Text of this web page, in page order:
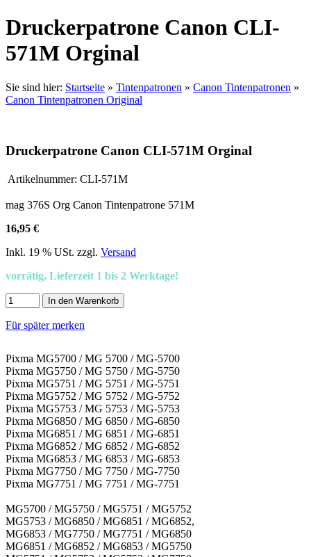
Druckerpatrone Canon CLI-
571M Orginal
Sie sind hier: Startseite » Tintenpatronen » Canon Tintenpatronen »
Canon Tintenpatronen Original
Druckerpatrone Canon CLI-571M Orginal
Artikelnummer: CLI-571M
mag 376S Org Canon Tintenpatrone 571M
16,95 €
Inkl. 19 % USt. zzgl. Versand
vorrätig, Lieferzeit 1 bis 2 Werktage!
In den Warenkorb
Für später merken
Pixma MG5700 / MG 5700 / MG-5700
Pixma MG5750 / MG 5750 / MG-5750
Pixma MG5751 / MG 5751 / MG-5751
Pixma MG5752 / MG 5752 / MG-5752
Pixma MG5753 / MG 5753 / MG-5753
Pixma MG6850 / MG 6850 / MG-6850
Pixma MG6851 / MG 6851 / MG-6851
Pixma MG6852 / MG 6852 / MG-6852
Pixma MG6853 / MG 6853 / MG-6853
Pixma MG7750 / MG 7750 / MG-7750
Pixma MG7751 / MG 7751 / MG-7751
MG5700 / MG5750 / MG5751 / MG5752
MG5753 / MG6850 / MG6851 / MG6852,
MG6853 / MG7750 / MG7751 / MG6850
MG6851 / MG6852 / MG6853 / MG5750